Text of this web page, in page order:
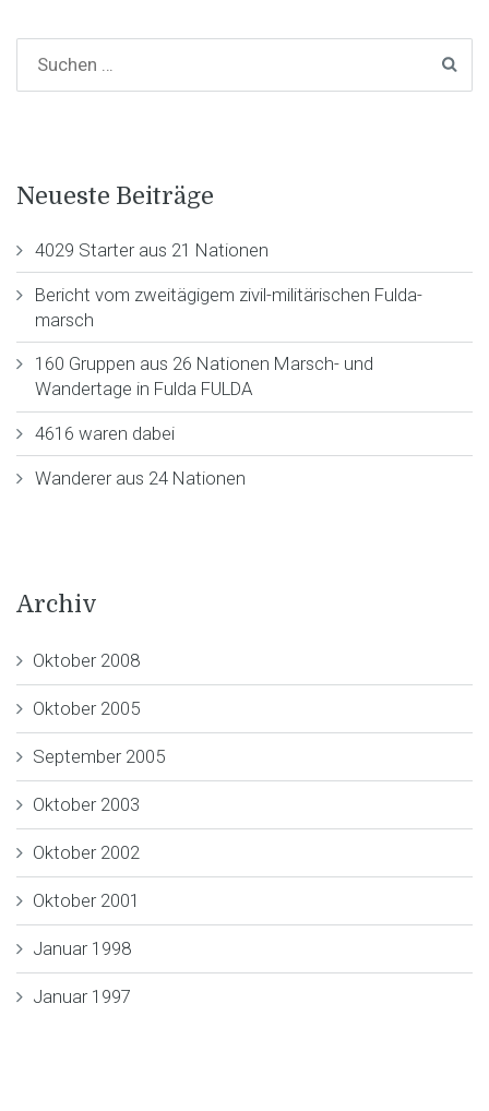
Neueste Beiträge
4029 Starter aus 21 Nationen
Bericht vom zweitägigem zivil-militärischen Fulda-
marsch
160 Gruppen aus 26 Nationen Marsch- und
Wandertage in Fulda FULDA
4616 waren dabei
Wanderer aus 24 Nationen
Archiv
Oktober 2008
Oktober 2005
September 2005
Oktober 2003
Oktober 2002
Oktober 2001
Januar 1998
Januar 1997